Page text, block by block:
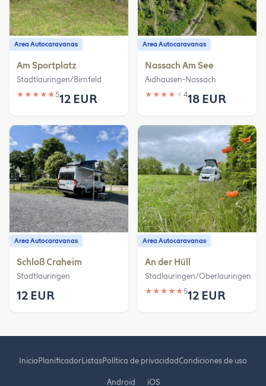
Area Autocaravanas
Am Sportplatz
Stadtlauringen/Birnfeld
★ ★ ★ ★ ★512 EUR
Area Autocaravanas
Nassach Am See
Aidhausen-Nassach
★ ★ ★ ★ ★ 418 EUR
Area Autocaravanas
Schloß Craheim
Stadtlauringen
12 EUR
Area Autocaravanas
An der Hüll
Stadlauringen/Oberlauringen
★ ★ ★ ★ ★512 EUR
InicioPlanificadorListasPolítica de privacidadCondiciones de uso
Android iOS